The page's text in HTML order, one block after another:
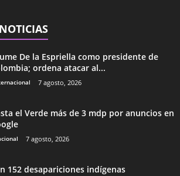
De la Espriella como presidente de
ordena atacar al...
7 agosto, 2026
el Verde más de 3 mdp por anuncios en
7 agosto, 2026
152 desapariciones indígenas